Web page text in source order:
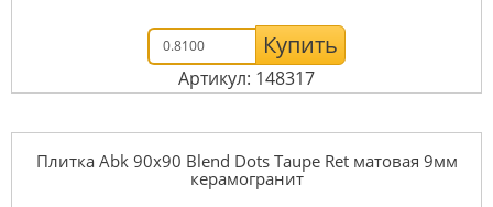
Купить
Артикул: 148317
Плитка Abk 90x90 Blend Dots Taupe Ret матовая 9мм
керамогранит